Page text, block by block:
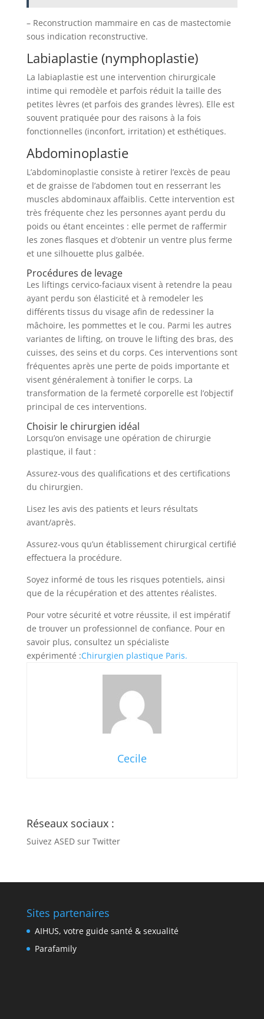
– Reconstruction mammaire en cas de mastectomie
sous indication reconstructive.
Labiaplastie (nymphoplastie)
La labiaplastie est une intervention chirurgicale
intime qui remodèle et parfois réduit la taille des
petites lèvres (et parfois des grandes lèvres). Elle est
souvent pratiquée pour des raisons à la fois
fonctionnelles (inconfort, irritation) et esthétiques.
Abdominoplastie
L’abdominoplastie consiste à retirer l’excès de peau
et de graisse de l’abdomen tout en resserrant les
muscles abdominaux affaiblis. Cette intervention est
très fréquente chez les personnes ayant perdu du
poids ou étant enceintes : elle permet de raffermir
les zones flasques et d’obtenir un ventre plus ferme
et une silhouette plus galbée.
Procédures de levage
Les liftings cervico-faciaux visent à retendre la peau
ayant perdu son élasticité et à remodeler les
différents tissus du visage afin de redessiner la
mâchoire, les pommettes et le cou. Parmi les autres
variantes de lifting, on trouve le lifting des bras, des
cuisses, des seins et du corps. Ces interventions sont
fréquentes après une perte de poids importante et
visent généralement à tonifier le corps. La
transformation de la fermeté corporelle est l’objectif
principal de ces interventions.
Choisir le chirurgien idéal
Lorsqu’on envisage une opération de chirurgie
plastique, il faut :
Assurez-vous des qualifications et des certifications
du chirurgien.
Lisez les avis des patients et leurs résultats
avant/après.
Assurez-vous qu’un établissement chirurgical certifié
effectuera la procédure.
Soyez informé de tous les risques potentiels, ainsi
que de la récupération et des attentes réalistes.
Pour votre sécurité et votre réussite, il est impératif
de trouver un professionnel de confiance. Pour en
savoir plus, consultez un spécialiste
expérimenté :Chirurgien plastique Paris.
Cecile
Réseaux sociaux :
Suivez ASED sur Twitter
Sites partenaires
AIHUS, votre guide santé & sexualité
Parafamily